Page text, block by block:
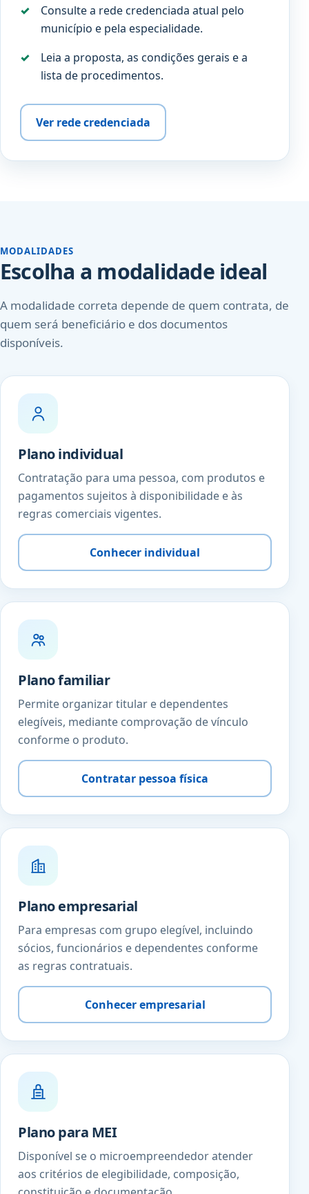
Consulte a rede credenciada atual pelo
município e pela especialidade.
Leia a proposta, as condições gerais e a
lista de procedimentos.
Ver rede credenciada
MODALIDADES
Escolha a modalidade ideal
A modalidade correta depende de quem contrata, de
quem será beneficiário e dos documentos
disponíveis.
Plano individual
Contratação para uma pessoa, com produtos e
pagamentos sujeitos à disponibilidade e às
regras comerciais vigentes.
Conhecer individual
Plano familiar
Permite organizar titular e dependentes
elegíveis, mediante comprovação de vínculo
conforme o produto.
Contratar pessoa física
Plano empresarial
Para empresas com grupo elegível, incluindo
sócios, funcionários e dependentes conforme
as regras contratuais.
Conhecer empresarial
Plano para MEI
Disponível se o microempreendedor atender
aos critérios de elegibilidade, composição,